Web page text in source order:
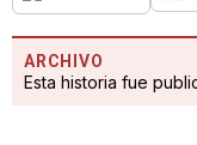
ARCHIVO
Esta historia fue